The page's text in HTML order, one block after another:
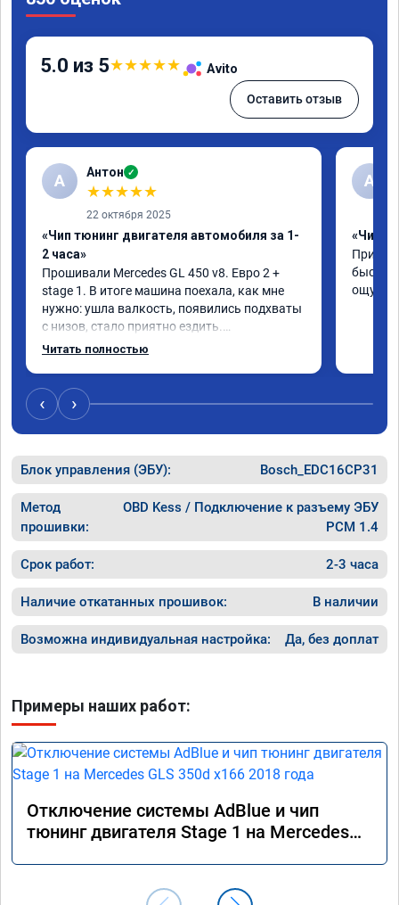
5.0 из 5★★★★★ Avito
Оставить отзыв
А Антон ✓
★★★★★
22 октября 2025
«Чип тюнинг двигателя автомобиля за 1-
2 часа»
Прошивали Mercedes GL 450 v8. Евро 2 +
stage 1. В итоге машина поехала, как мне
нужно: ушла валкость, появились подхваты
с низов, стало приятно ездить.
Одни из лучших трат, в авто! 🔥
Читать полностью
A
«Чип
‹ ›
Блок управления (ЭБУ): Bosch_EDC16CP31
Метод
прошивки:
OBD Kess / Подключение к разъему ЭБУ
PCM 1.4
Срок работ: 2-3 часа
Наличие откатанных прошивок: В наличии
Возможна индивидуальная настройка: Да, без доплат
Примеры наших работ:
Отключение системы AdBlue и чип
тюнинг двигателя Stage 1 на Mercedes